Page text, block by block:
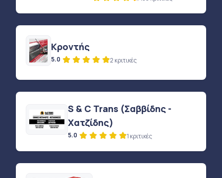
Κροντής
5.0 2 κριτικές
S & C Trans (Σαββίδης -
Χατζίδης)
5.0 1 κριτικές